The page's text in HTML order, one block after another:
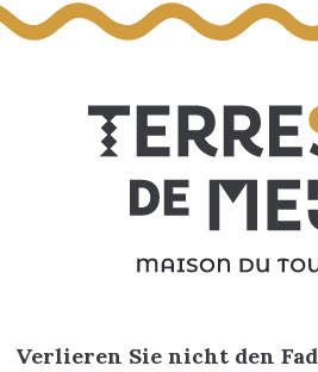
Hof-Hotel Château d'Ahin
Domaine du Château de la
Verlieren Sie nicht den